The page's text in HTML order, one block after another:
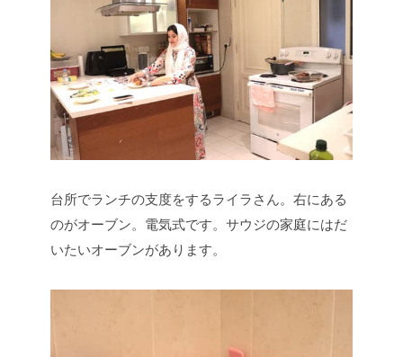
台所でランチの支度をするライラさん。右にある
のがオーブン。電気式です。サウジの家庭にはだ
いたいオーブンがあります。